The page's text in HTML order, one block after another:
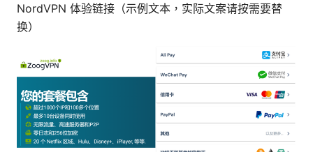
NordVPN 体验链接（示例文本，实际文案请按需要替
换）